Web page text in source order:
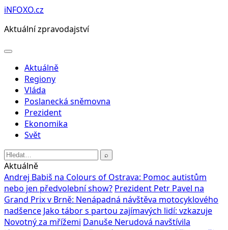
Přeskočit
obsah
iNFOXO.cz
Aktuální zpravodajství
Otevřít
Aktuálně
Regiony
Vláda
Poslanecká sněmovna
Prezident
Ekonomika
Svět
Hledat:
⌕
Aktuálně
Andrej Babiš na Colours of Ostrava: Pomoc autistům
nebo jen předvolební show? Prezident Petr Pavel na
Grand Prix v Brně: Nenápadná návštěva motocyklového
nadšence Jako tábor s partou zajímavých lidí: vzkazuje
Novotný za mřížemi Danuše Nerudová navštívila